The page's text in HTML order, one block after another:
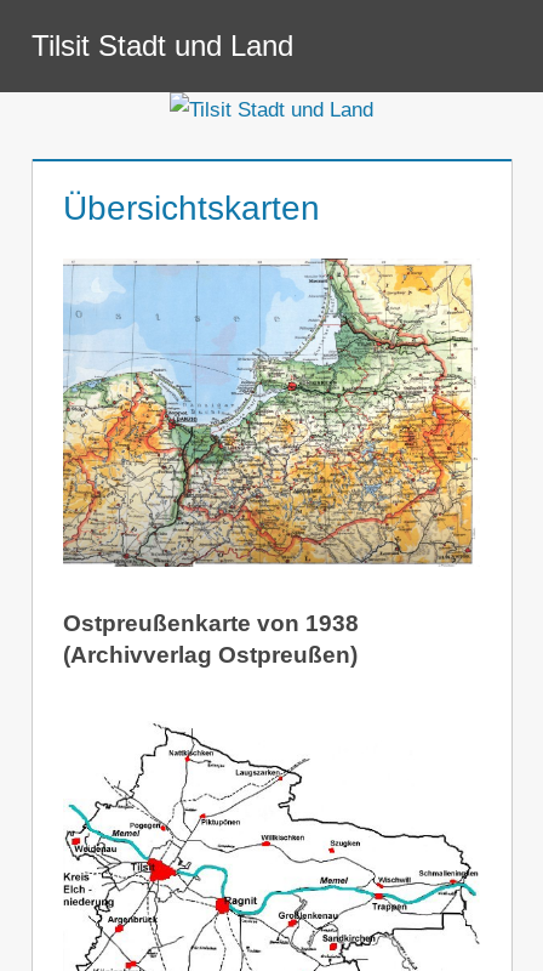
Inhalt
springen
Tilsit Stadt und Land
Übersichtskarten
Ostpreußenkarte von 1938
(Archivverlag Ostpreußen)